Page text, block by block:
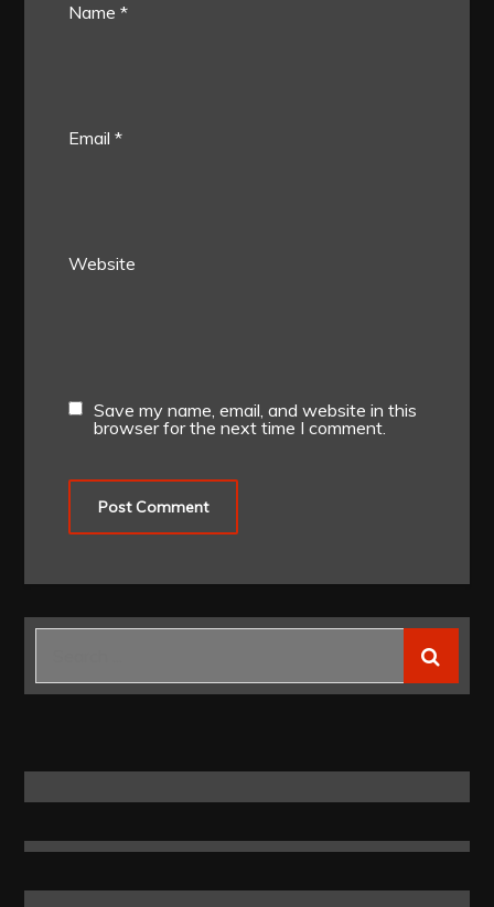
Name*
Email*
Website
Save my name, email, and website in this
browser for the next time I comment.